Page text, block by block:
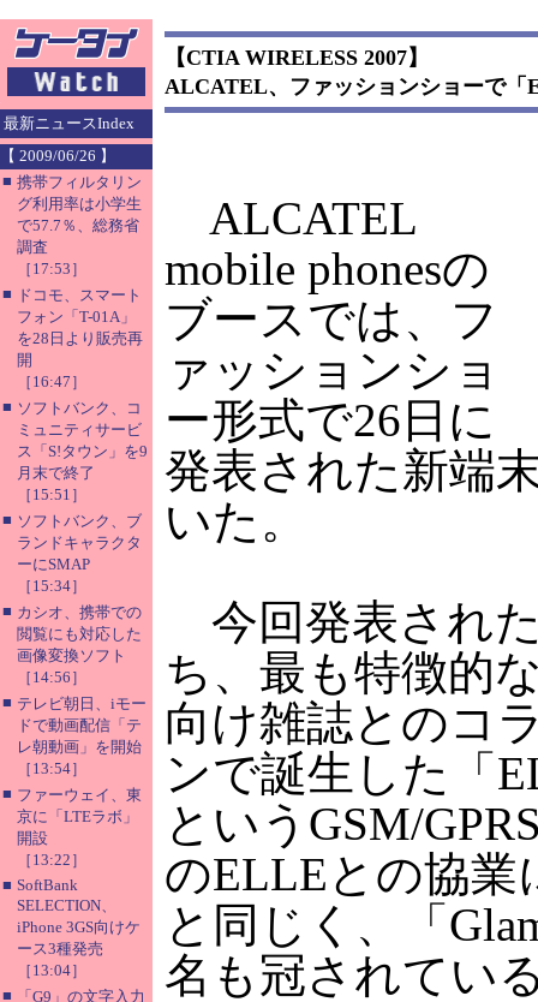
最新ニュースIndex
【 2009/06/26 】
■ 携帯フィルタリン
グ利用率は小学生
で57.7％、総務省
調査
［17:53］
■ ドコモ、スマート
フォン「T-01A」
を28日より販売再
開
［16:47］
■ ソフトバンク、コ
ミュニティサービ
ス「S!タウン」を9
月末で終了
［15:51］
■ ソフトバンク、ブ
ランドキャラクタ
ーにSMAP
［15:34］
■ カシオ、携帯での
閲覧にも対応した
画像変換ソフト
［14:56］
■ テレビ朝日、iモー
ドで動画配信「テ
レ朝動画」を開始
［13:54］
■ ファーウェイ、東
京に「LTEラボ」
開設
［13:22］
■ SoftBank
SELECTION、
iPhone 3GS向けケ
ース3種発売
［13:04］
■
「G9」の文字入力
【CTIA WIRELESS 2007】
ALCATEL、ファッションショーで「
ALCATEL
mobile phonesの
ブースでは、フ
ァッションショ
ー形式で26日に
発表された新端
いた。
今回発表され
ち、最も特徴的
向け雑誌とのコ
ンで誕生した「
というGSM/
のELLEとの協業
と同じく、「
名も冠されてい